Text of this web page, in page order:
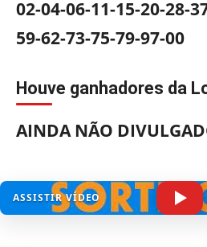
02-04-06-11-15-20-28-
59-62-73-75-79-97-00
Houve ganhadores da
AINDA NÃO
ASSISTIR VÍDEO